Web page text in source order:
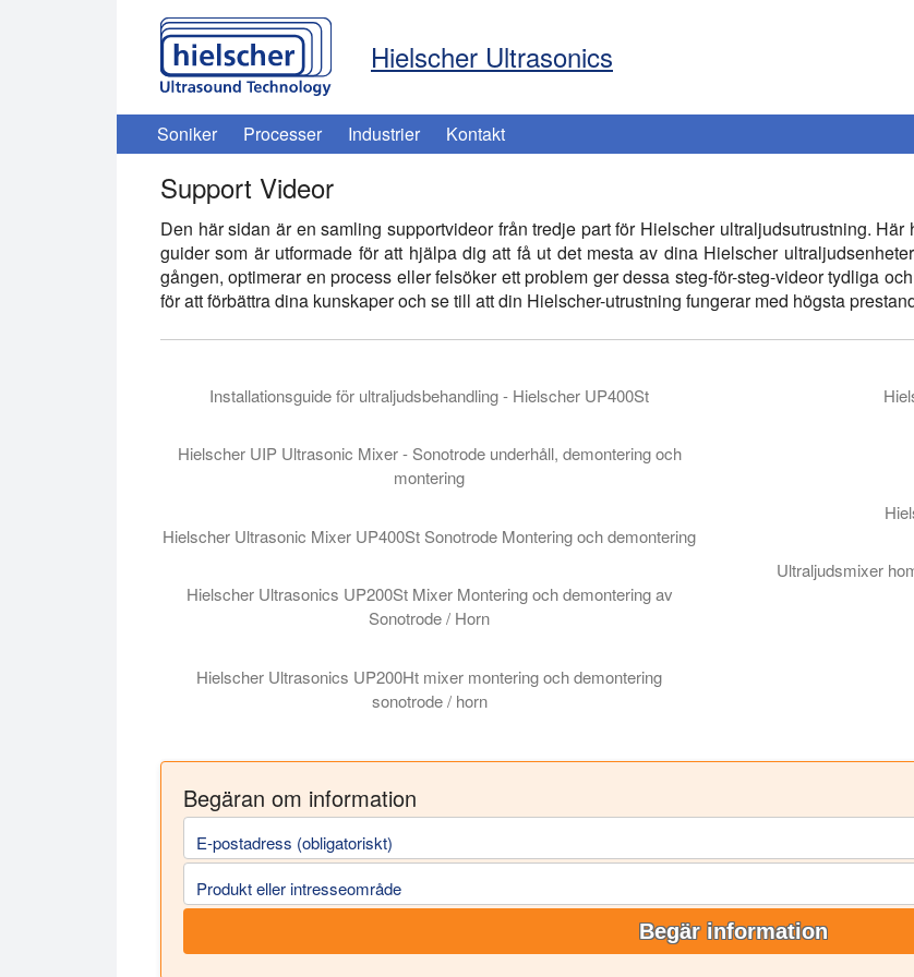
Hielscher Ultrasonics
Soniker Processer Industrier Kontakt
Support Videor
Den här sidan är en samling supportvideor från tredje part för Hielscher ultraljudsutrustning.
guider som är utformade för att hjälpa dig att få ut det mesta av dina Hielscher
gången, optimerar en process eller felsöker ett problem ger dessa steg-för-steg-videor tydliga
för att förbättra dina kunskaper och se till att din Hielscher-utrustning fungerar med högsta
Installationsguide för ultraljudsbehandling - Hielscher UP400St
Hielscher UIP Ultrasonic Mixer - Sonotrode underhåll, demontering och
montering
Hielscher Ultrasonic Mixer UP400St Sonotrode Montering och demontering
Hielscher Ultrasonics UP200St Mixer Montering och demontering av
Sonotrode / Horn
Hielscher Ultrasonics UP200Ht mixer montering och demontering
sonotrode / horn
Ultraljudsmixer
Begäran om information
E-postadress (obligatoriskt)
Produkt eller intresseområde
Begär information